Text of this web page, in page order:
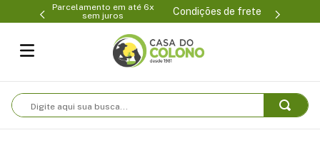
Parcelamento em até 6x
sem juros
Condições de frete
Digite aqui sua busca...